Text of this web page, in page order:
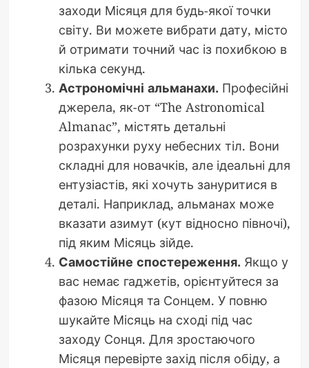
заходи Місяця для будь-якої точки
світу. Ви можете вибрати дату, місто
й отримати точний час із похибкою в
кілька секунд.
Астрономічні альманахи. Професійні
джерела, як-от “The Astronomical
Almanac”, містять детальні
розрахунки руху небесних тіл. Вони
складні для новачків, але ідеальні для
ентузіастів, які хочуть зануритися в
деталі. Наприклад, альманах може
вказати азимут (кут відносно півночі),
під яким Місяць зійде.
Самостійне спостереження. Якщо у
вас немає гаджетів, орієнтуйтеся за
фазою Місяця та Сонцем. У повню
шукайте Місяць на сході під час
заходу Сонця. Для зростаючого
Місяця перевірте захід після обіду, а